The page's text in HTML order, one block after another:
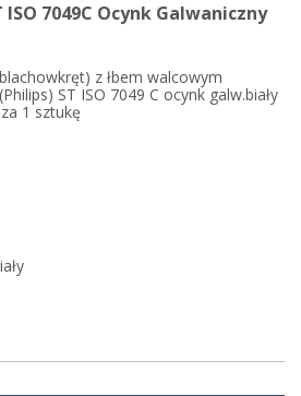
7049C Ocynk Galwaniczny
z łbem walcowym
ST ISO 7049 C ocynk galw.biały
1 sztukę